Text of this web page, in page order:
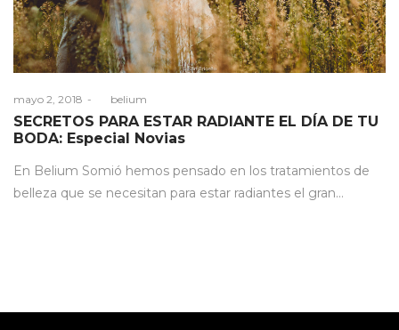
Posted
on
mayo 2, 2018 belium
SECRETOS PARA ESTAR RADIANTE EL DÍA DE TU
BODA: Especial Novias
En Belium Somió hemos pensado en los tratamientos de
belleza que se necesitan para estar radiantes el gran…